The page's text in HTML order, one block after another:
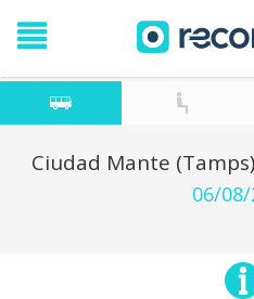
Ciudad Mante
06/